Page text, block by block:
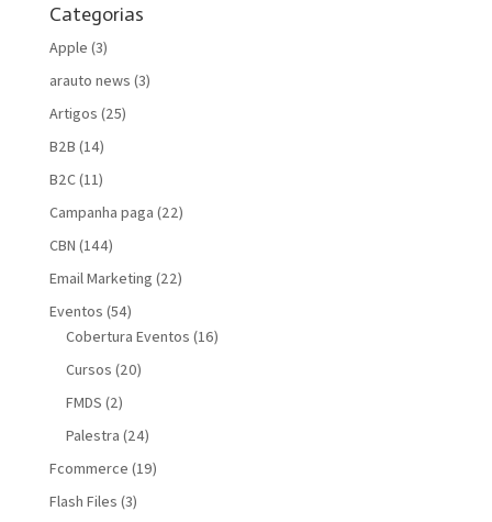
Categorias
Apple (3)
arauto news (3)
Artigos (25)
B2B (14)
B2C(11)
Campanha paga (22)
CBN (144)
Email Marketing (22)
Eventos (54)
Cobertura Eventos (16)
Cursos (20)
FMDS (2)
Palestra (24)
Fcommerce (19)
Flash Files (3)